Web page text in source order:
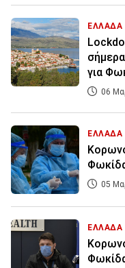
ΕΛΛΑΔΑ
για
06
ΕΛΛΑΔΑ
05
ΕΛΛΑΔΑ